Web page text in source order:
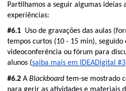
Partilhamos a seguir algumas ideias
experiências:
#6.1 Uso de gravações das aulas
tempos curtos (10 - 15 min), seguido
videoconferência ou fórum para
alunos (saiba mais em IDEADigital #3
#6.2 A Blackboard tem-se mostrado